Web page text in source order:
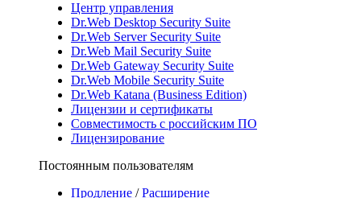
Центр управления
Dr.Web Desktop Security Suite
Dr.Web Server Security Suite
Dr.Web Mail Security Suite
Dr.Web Gateway Security Suite
Dr.Web Mobile Security Suite
Dr.Web Katana (Business Edition)
Лицензии и сертификаты
Совместимость с российским ПО
Лицензирование
Постоянным пользователям
Продление /Расширение